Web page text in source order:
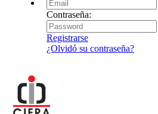
Contraseña:
Registrarse
¿Olvidó su contraseña?